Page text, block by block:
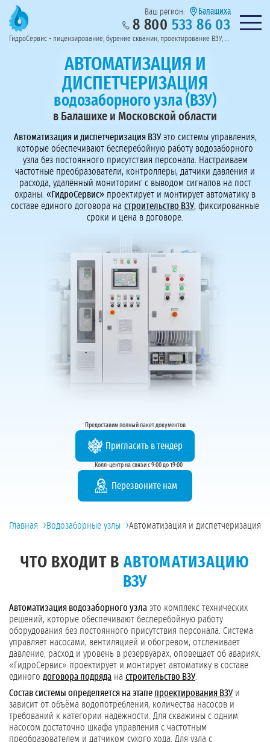
Предоставим полный пакет документов
Пригласить в тендер
Колл-центр на связи с 9:00 до 19:00
Перезвоните мне!
Ваш регион: Балашиха
8 800 533 86 03 Нужна
ГидроСервис - лицензирование, бурение скважин, проектирование ВЗУ, системы водоподготовки
АВТОМАТИЗАЦИЯ И
ДИСПЕТЧЕРИЗАЦИЯ
водозаборного узла (ВЗУ)
в Балашихе и Московской области
Автоматизация и диспетчеризация ВЗУэто системы управления,
которые обеспечивают бесперебойную работу водозаборного
узла без постоянного присутствия персонала. Настраиваем
частотные преобразователи, контроллеры, датчики давления и
расхода, удалённый мониторинг с выводом сигналов на пост
охраны. «ГидроСервис» проектирует и монтирует автоматику в
составе единого договора на строительство ВЗУ, фиксированные
сроки и цена в договоре.
Предоставим полный пакет документов
Пригласить в тендер
Колл-центр на связи с 9:00 до 19:00
Перезвоните нам
Главная ›Водозаборные узлы ›Автоматизация и диспетчеризация
ЧТО ВХОДИТ В АВТОМАТИЗАЦИЮ
ВЗУ
Автоматизация водозаборного узла это комплекс технических
решений, которые обеспечивают бесперебойную работу
оборудования без постоянного присутствия персонала. Система
управляет насосами, вентиляцией и обогревом, отслеживает
давление, расход и уровень в резервуарах, оповещает об авариях.
«ГидроСервис» проектирует и монтирует автоматику в составе
единого договора подряда на строительство ВЗУ.
Состав системы определяется на этапе проектирования ВЗУи
зависит от объёма водопотребления, количества насосов и
требований к категории надёжности. Для скважины с одним
насосом достаточно шкафа управления с частотным
преобразователем и датчиком сухого хода. Для узла с